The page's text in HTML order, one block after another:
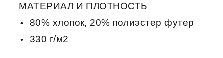
МАТЕРИАЛ И ПЛОТНОСТЬ
80% хлопок, 20% полиэстер футер
330 г/м2